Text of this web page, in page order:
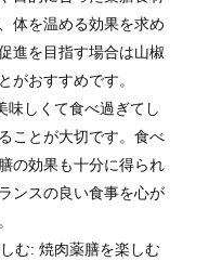
体を温める効果を求め
進を目指す場合は山椒
がおすすめです。
味しくて食べ過ぎてし
ことが大切です。食べ
の効果も十分に得られ
ンスの良い食事を心が
む: 焼肉薬膳を楽しむ